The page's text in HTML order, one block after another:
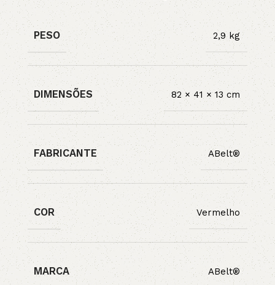
PESO 2,9 kg
DIMENSÕES 82 × 41 × 13 cm
FABRICANTE ABelt®
COR Vermelho
MARCA ABelt®